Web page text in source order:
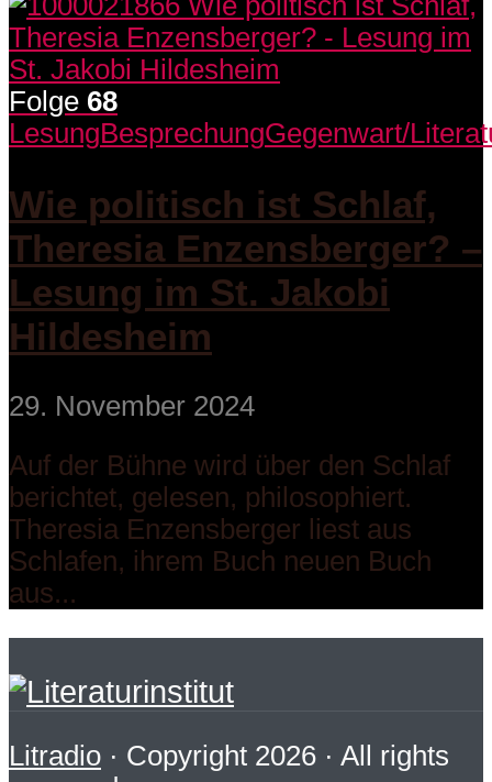
Folge 68
LesungBesprechungGegenwart/
Wie politisch ist Schlaf,
Theresia Enzensberger? –
Lesung im St. Jakobi
Hildesheim
29. November 2024
Auf der Bühne wird über den Schlaf
berichtet, gelesen, philosophiert.
Theresia Enzensberger liest aus
Schlafen, ihrem Buch neuen Buch
aus...
Litradio · Copyright 2026 · All rights